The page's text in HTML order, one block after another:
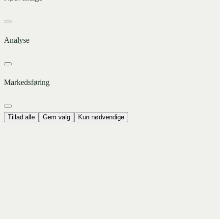
Analyse
Markedsføring
Tillad alle Gem valg Kun nødvendige